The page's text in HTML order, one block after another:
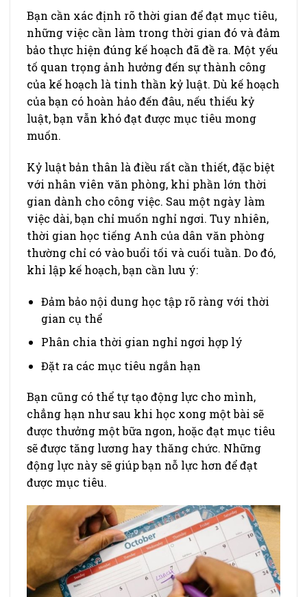
Bạn cần xác định rõ thời gian để đạt mục tiêu,
những việc cần làm trong thời gian đó và đảm
bảo thực hiện đúng kế hoạch đã đề ra. Một yếu
tố quan trọng ảnh hưởng đến sự thành công
của kế hoạch là tinh thần kỷ luật. Dù kế hoạch
của bạn có hoàn hảo đến đâu, nếu thiếu kỷ
luật, bạn vẫn khó đạt được mục tiêu mong
muốn.
Kỷ luật bản thân là điều rất cần thiết, đặc biệt
với nhân viên văn phòng, khi phần lớn thời
gian dành cho công việc. Sau một ngày làm
việc dài, bạn chỉ muốn nghỉ ngơi. Tuy nhiên,
thời gian học tiếng Anh của dân văn phòng
thường chỉ có vào buổi tối và cuối tuần. Do đó,
khi lập kế hoạch, bạn cần lưu ý:
Đảm bảo nội dung học tập rõ ràng với thời
gian cụ thể
Phân chia thời gian nghỉ ngơi hợp lý
Đặt ra các mục tiêu ngắn hạn
Bạn cũng có thể tự tạo động lực cho mình,
chẳng hạn như sau khi học xong một bài sẽ
được thưởng một bữa ngon, hoặc đạt mục tiêu
sẽ được tăng lương hay thăng chức. Những
động lực này sẽ giúp bạn nỗ lực hơn để đạt
được mục tiêu.